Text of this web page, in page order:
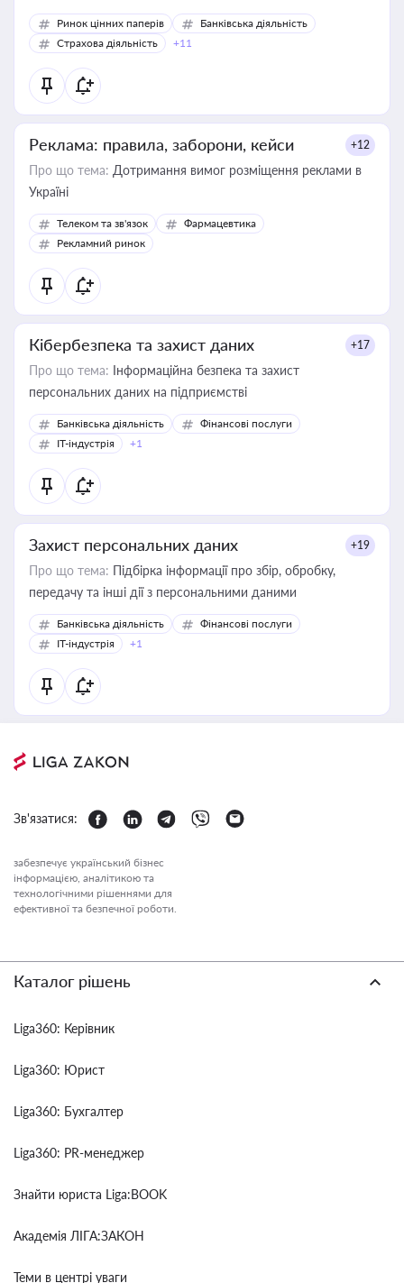
Ринок цінних паперів
Банківська діяльність
Страхова діяльність
+11
Реклама: правила, заборони, кейси +12
Про що тема: Дотримання вимог розміщення реклами в
Україні
Телеком та зв'язок
Фармацевтика
Рекламний ринок
Кібербезпека та захист даних +17
Про що тема: Інформаційна безпека та захист
персональних даних на підприємстві
Банківська діяльність
Фінансові послуги
IT-індустрія
+1
Захист персональних даних +19
Про що тема: Підбірка інформації про збір, обробку,
передачу та інші дії з персональними даними
Банківська діяльність
Фінансові послуги
IT-індустрія
+1
Зв'язатися:
забезпечує український бізнес
інформацією, аналітикою та
технологічними рішеннями для
ефективної та безпечної роботи.
Каталог рішень
Liga360: Керівник
Liga360: Юрист
Liga360: Бухгалтер
Liga360: PR-менеджер
Знайти юриста Liga:BOOK
Академія ЛІГА:ЗАКОН
Теми в центрі уваги